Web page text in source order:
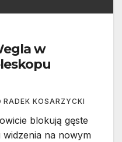
w
RADEK KOSARZYCKI
blokują gęste
na nowym